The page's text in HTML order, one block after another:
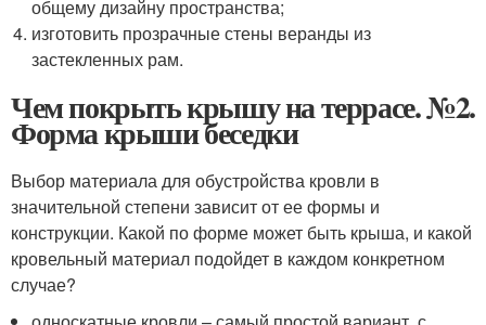
общему дизайну пространства;
изготовить прозрачные стены веранды из
застекленных рам.
Чем покрыть крышу на террасе. №2.
Форма крыши беседки
Выбор материала для обустройства кровли в
значительной степени зависит от ее формы и
конструкции. Какой по форме может быть крыша, и какой
кровельный материал подойдет в каждом конкретном
случае?